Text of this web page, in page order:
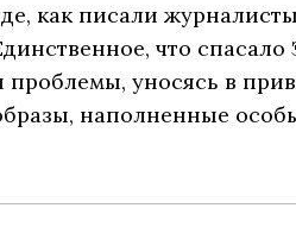
как писали
что
проблемы, уносясь в
наполненные